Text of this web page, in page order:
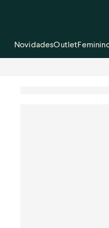
NovidadesOutlet